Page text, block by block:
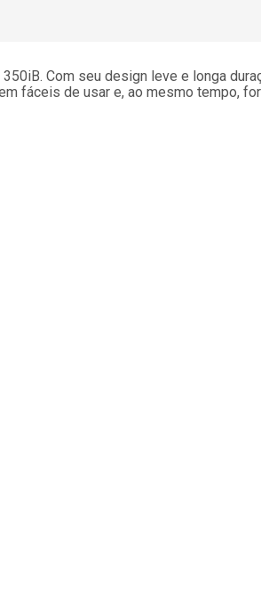
Com seu design leve e longa
fáceis de usar e, ao mesmo tempo,